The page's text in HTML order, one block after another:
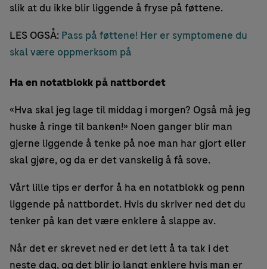
slik at du ikke blir liggende å fryse på føttene.
LES OGSÅ: Pass på føttene! Her er symptomene du
skal være oppmerksom på
Ha en notatblokk på nattbordet
«Hva skal jeg lage til middag i morgen? Også må jeg
huske å ringe til banken!» Noen ganger blir man
gjerne liggende å tenke på noe man har gjort eller
skal gjøre, og da er det vanskelig å få sove.
Vårt lille tips er derfor å ha en notatblokk og penn
liggende på nattbordet. Hvis du skriver ned det du
tenker på kan det være enklere å slappe av.
Når det er skrevet ned er det lett å ta tak i det
neste dag, og det blir jo langt enklere hvis man er